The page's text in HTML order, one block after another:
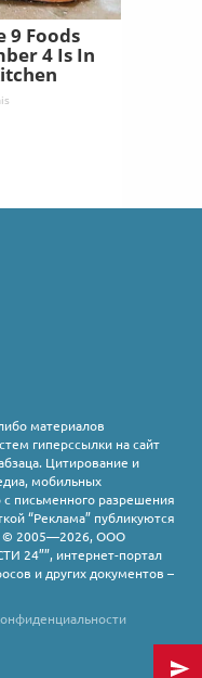
9 Foods
4 Is In
материалов
гиперссылки на сайт
Цитирование и
мобильных
письменного разрешения
“Реклама” публикуются
© 2005—2026, ООО
24””, интернет-портал
и других документов –